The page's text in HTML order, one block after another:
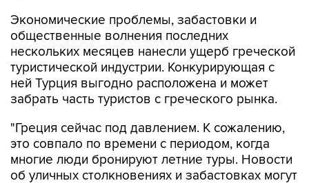
Экономические проблемы, забастовки и
общественные волнения последних
нескольких месяцев нанесли ущерб греческой
туристической индустрии. Конкурирующая с
ней Турция выгодно расположена и может
забрать часть туристов с греческого рынка.
"Греция сейчас под давлением. К сожалению,
это совпало по времени с периодом, когда
многие люди бронируют летние туры. Новости
об уличных столкновениях и забастовках могут